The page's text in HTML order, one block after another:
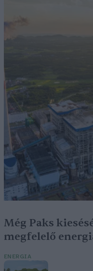
Még Paks
megfelelő
ENERGIA